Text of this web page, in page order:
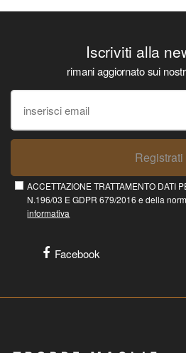
Iscriviti alla
rimani aggiornato sui
Registrati
ACCETTAZIONE TRATTAMENTO DATI
N.196/03 E GDPR 679/2016 e della
informativa
Facebook